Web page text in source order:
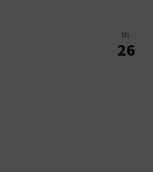
MI.
26